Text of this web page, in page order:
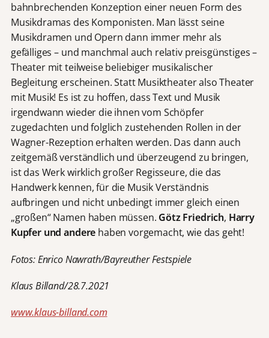
bahnbrechenden Konzeption einer neuen Form des
Musikdramas des Komponisten. Man lässt seine
Musikdramen und Opern dann immer mehr als
gefälliges – und manchmal auch relativ preisgünstiges –
Theater mit teilweise beliebiger musikalischer
Begleitung erscheinen. Statt Musiktheater also Theater
mit Musik! Es ist zu hoffen, dass Text und Musik
irgendwann wieder die ihnen vom Schöpfer
zugedachten und folglich zustehenden Rollen in der
Wagner-Rezeption erhalten werden. Das dann auch
zeitgemäß verständlich und überzeugend zu bringen,
ist das Werk wirklich großer Regisseure, die das
Handwerk kennen, für die Musik Verständnis
aufbringen und nicht unbedingt immer gleich einen
„großen“ Namen haben müssen. Götz Friedrich, Harry
Kupfer und andere haben vorgemacht, wie das geht!
Fotos: Enrico Nawrath/Bayreuther Festspiele
Klaus Billand/28.7.2021
www.klaus-billand.com